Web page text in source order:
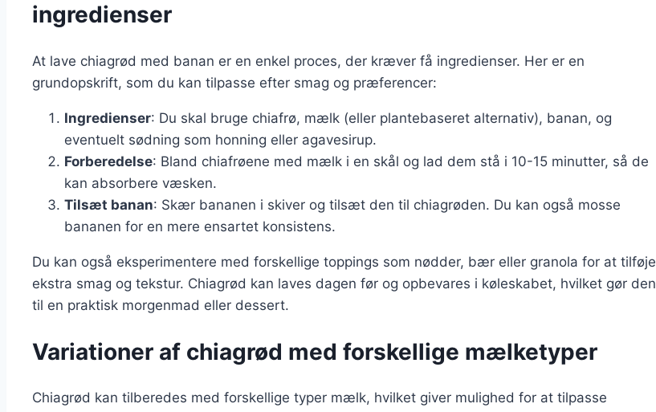
ingredienser
At lave chiagrød med banan er en enkel proces, der kræver få ingredienser. Her er en
grundopskrift, som du kan tilpasse efter smag og præferencer:
Ingredienser: Du skal bruge chiafrø, mælk (eller plantebaseret alternativ), banan, og
eventuelt sødning som honning eller agavesirup.
Forberedelse: Bland chiafrøene med mælk i en skål og lad dem stå i 10-15 minutter, så de
kan absorbere væsken.
Tilsæt banan: Skær bananen i skiver og tilsæt den til chiagrøden. Du kan også mosse
bananen for en mere ensartet konsistens.
Du kan også eksperimentere med forskellige toppings som nødder, bær eller granola for at tilføje
ekstra smag og tekstur. Chiagrød kan laves dagen før og opbevares i køleskabet, hvilket gør den
til en praktisk morgenmad eller dessert.
Variationer af chiagrød med forskellige mælketyper
Chiagrød kan tilberedes med forskellige typer mælk, hvilket giver mulighed for at tilpasse